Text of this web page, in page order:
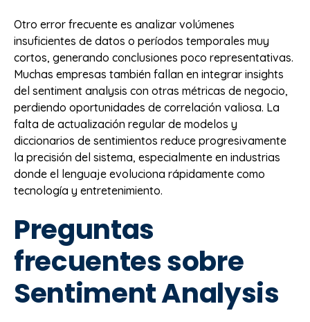
Otro error frecuente es analizar volúmenes
insuficientes de datos o períodos temporales muy
cortos, generando conclusiones poco representativas.
Muchas empresas también fallan en integrar insights
del sentiment analysis con otras métricas de negocio,
perdiendo oportunidades de correlación valiosa. La
falta de actualización regular de modelos y
diccionarios de sentimientos reduce progresivamente
la precisión del sistema, especialmente en industrias
donde el lenguaje evoluciona rápidamente como
tecnología y entretenimiento.
Preguntas
frecuentes sobre
Sentiment Analysis